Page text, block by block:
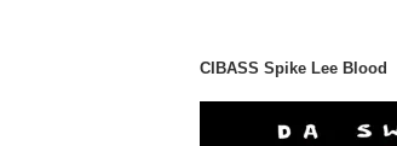
CIBASS Spike Lee Blood